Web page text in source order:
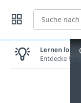
Suche
Lernen lohnt
Entdecke hier